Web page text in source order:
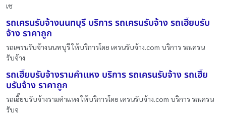
เช
รถเครนรับจ้างนนทบุรี บริการ รถเครนรับจ้าง รถเฮี๊ยบรับ
จ้าง ราคาถูก
รถเครนรับจ้างนนทบุรี ให้บริการโดย เครนรับจ้าง.com บริการ รถเครน
รับจ้าง
รถเฮี๊ยบรับจ้างรามคำแหง บริการ รถเครนรับจ้าง รถเฮี๊ย
บรับจ้าง ราคาถูก
รถเฮี๊ยบรับจ้างรามคำแหง ให้บริการโดย เครนรับจ้าง.com บริการ รถเครน
รับจ